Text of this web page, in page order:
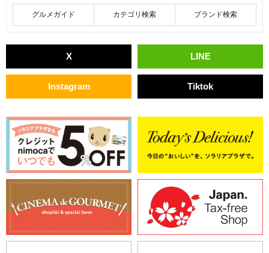
グルメガイド カテゴリ検索 ブランド検索
X LINE
Instagram Tiktok